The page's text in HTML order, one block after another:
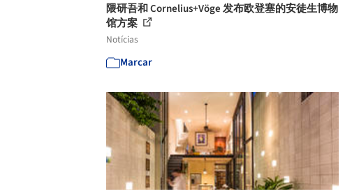
隈研吾和 Cornelius+Vöge 发布欧登塞的安徒生博物
馆方案
Notícias
Marcar